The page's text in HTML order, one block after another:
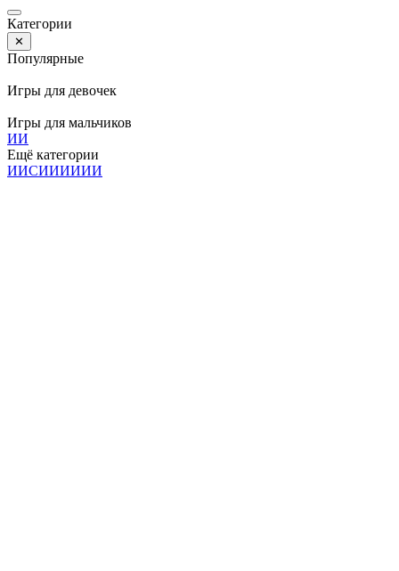
Категории
✕
Популярные
Игры для девочек
Игры для мальчиков
ИИ
Ещё категории
ИИСИИИИИИ